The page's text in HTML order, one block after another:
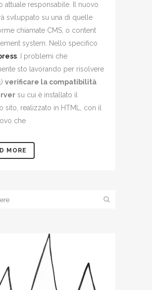
attuale responsabile. Il nuovo
sviluppato su una di quelle
chiamate CMS, o content
system. Nello specifico
. I problemi che
sto lavorando per risolvere
verificare la compatibilità
su cui è installato il
sito, realizzato in HTML, con il
che
MORE